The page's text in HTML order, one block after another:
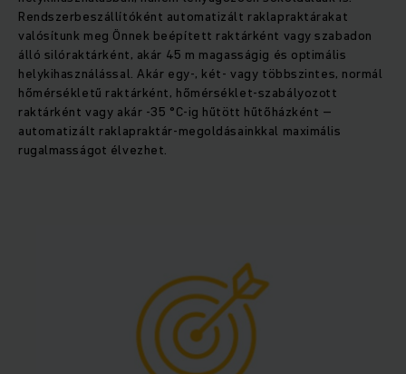
Rendszerbeszállítóként automatizált raklapraktárakat
valósítunk meg Önnek beépített raktárként vagy szabadon
álló silóraktárként, akár 45 m magasságig és optimális
helykihasználással. Akár egy-, két- vagy többszintes, normál
hőmérsékletű raktárként, hőmérséklet-szabályozott
raktárként vagy akár -35 °C-ig hűtött hűtőházként –
automatizált raklapraktár-megoldásainkkal maximális
rugalmasságot élvezhet.